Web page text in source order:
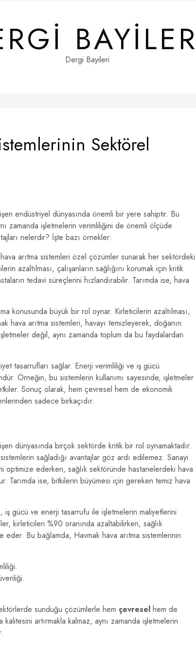
Dergi Bayileri
Sektörel
endüstriyel dünyasında önemli bir yere sahiptir. Bu
zamanda işletmelerin verimliliğini de önemli ölçüde
nelerdir? İşte bazı örnekler:
arıtma sistemleri özel çözümler sunarak her sektördeki
azaltılması, çalışanların sağlığını korumak için kritik
tedavi süreçlerini hızlandırabilir. Tarımda ise, hava
konusunda büyük bir rol oynar. Kirleticilerin azaltılması,
hava arıtma sistemleri, havayı temizleyerek, doğanın
değil, aynı zamanda toplum da bu faydalardan
tasarrufları sağlar. Enerji verimliliği ve iş gücü
Örneğin, bu sistemlerin kullanımı sayesinde, işletmeler
Sonuç olarak, hem çevresel hem de ekonomik
sadece birkaçıdır.
dünyasında birçok sektörde kritik bir rol oynamaktadır.
sağladığı avantajlar göz ardı edilemez. Sanayi
optimize ederken, sağlık sektöründe hastanelerdeki hava
Tarımda ise, bitkilerin büyümesi için gereken temiz hava
gücü ve enerji tasarrufu ile işletmelerin maliyetlerini
kirleticileri %90 oranında azaltabilirken, sağlık
eder. Bu bağlamda, Havmak hava arıtma sistemlerinin
sunduğu çözümlerle hem çevresel hem de
artırmakla kalmaz, aynı zamanda işletmelerin